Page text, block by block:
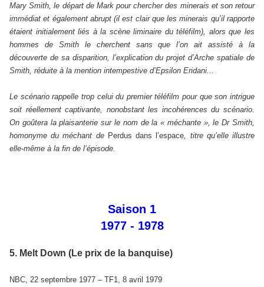
Mary Smith, le départ de Mark pour chercher des minerais et son retour
immédiat et également abrupt (il est clair que les minerais qu’il rapporte
étaient initialement liés à la scène liminaire du téléfilm), alors que les
hommes de Smith le cherchent sans que l’on ait assisté à la
découverte de sa disparition, l’explication du projet d’Arche spatiale de
Smith, réduite à la mention intempestive d’Epsilon Eridani...
Le scénario rappelle trop celui du premier téléfilm pour que son intrigue
soit réellement captivante, nonobstant les incohérences du scénario.
On goûtera la plaisanterie sur le nom de la « méchante », le Dr Smith,
homonyme du méchant de Perdus dans l’espace , titre qu’elle illustre
elle-même à la fin de l’épisode.
Saison 1
1977 - 1978
5. Melt Down (Le prix de la banquise)
NBC, 22 septembre 1977 – TF1, 8 avril 1979